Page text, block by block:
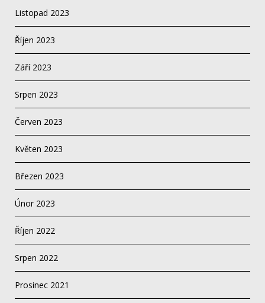
Listopad 2023
Říjen 2023
Září 2023
Srpen 2023
Červen 2023
Květen 2023
Březen 2023
Únor 2023
Říjen 2022
Srpen 2022
Prosinec 2021